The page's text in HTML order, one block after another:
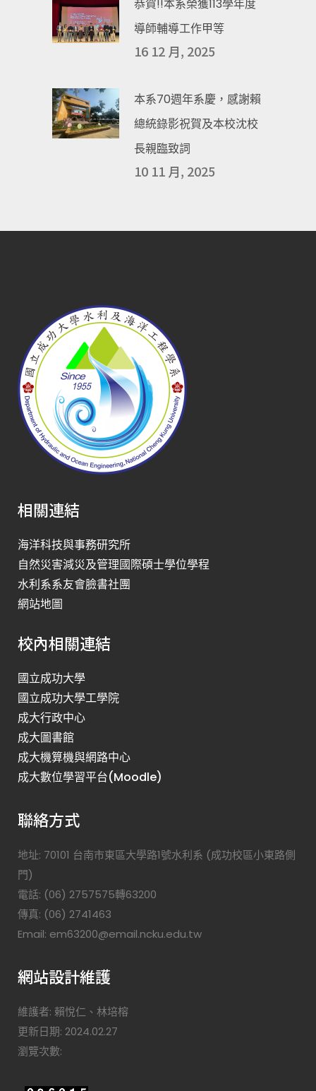
恭賀!!本系榮獲113學年度
導師輔導工作甲等
16 12 月, 2025
本系70週年系慶，感謝賴
總統錄影祝賀及本校沈校
長親臨致詞
10 11 月, 2025
相關連結
海洋科技與事務研究所
自然災害減災及管理國際碩士學位學程
水利系系友會臉書社團
網站地圖
校內相關連結
國立成功大學
國立成功大學工學院
成大行政中心
成大圖書館
成大機算機與網路中心
成大數位學習平台(Moodle)
聯絡方式
地址: 70101 台南市東區大學路1號水利系 (成功校區小東路側
門)
電話: (06) 2757575轉63200
傳真: (06) 2741463
Email: em63200@email.ncku.edu.tw
網站設計維護
維護者: 賴悅仁、林培榕
更新日期: 2024.02.27
瀏覽次數: